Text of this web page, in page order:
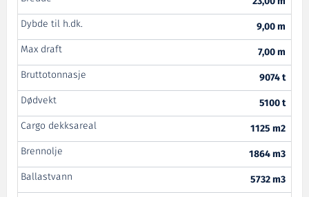
Dybde til h.dk.
9,00 m
Max draft
7,00 m
Bruttotonnasje
9074 t
Dødvekt
5100 t
Cargo dekksareal
1125 m2
Brennolje
1864 m3
Ballastvann
5732 m3